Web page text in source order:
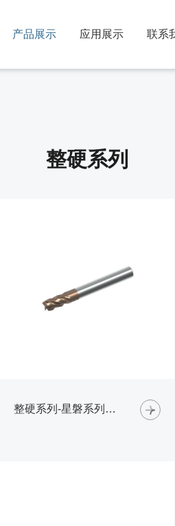
产品展示 应用展示 联系
整硬系列
整硬系列-星磐系列高硬钢铣刀-平头铣刀